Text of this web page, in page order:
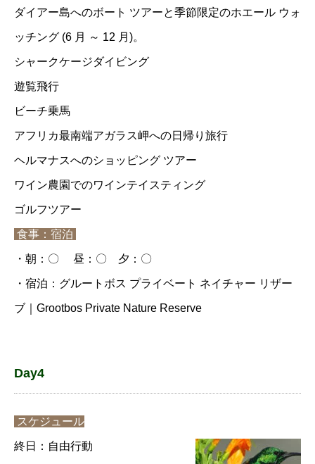
ダイアー島へのボート ツアーと季節限定のホエール ウォ
ッチング (6 月 ～ 12 月)。
シャークケージダイビング
遊覧飛行
ビーチ乗馬
アフリカ最南端アガラス岬への日帰り旅行
ヘルマナスへのショッピング ツアー
ワイン農園でのワインテイスティング
ゴルフツアー
食事：宿泊
・朝：〇 昼：〇 夕：〇
・宿泊：グルートボス プライベート ネイチャー リザー
ブ｜Grootbos Private Nature Reserve
Day4
スケジュール
終日：自由行動